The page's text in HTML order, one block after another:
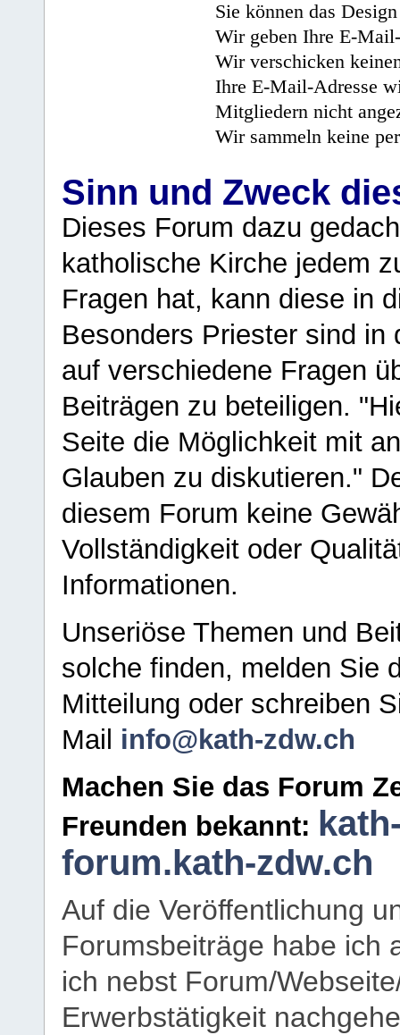
Sie können das
Wir geben Ihre E-
Wir verschicken
Ihre E-Mail-Adresse
Mitgliedern nicht
Wir sammeln keine
Sinn und Zweck
Dieses Forum dazu
katholische Kirche jedem
Fragen hat, kann diese in
Besonders Priester sind in
auf verschiedene Fragen
Beiträgen zu beteiligen.
Seite die Möglichkeit mit
Glauben zu diskutieren."
diesem Forum keine
Vollständigkeit oder
Informationen.
Unseriöse Themen und
solche finden, melden Sie
Mitteilung oder schreiben
Mail info@kath-zdw.ch
Machen Sie das Forum
Freunden bekannt:
forum.kath-zdw.ch
Auf die Veröffentlichung
Forumsbeiträge habe ich
ich nebst Forum/
Erwerbstätigkeit